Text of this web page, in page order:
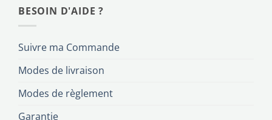
BESOIN D'AIDE ?
Suivre ma Commande
Modes de livraison
Modes de règlement
Garantie